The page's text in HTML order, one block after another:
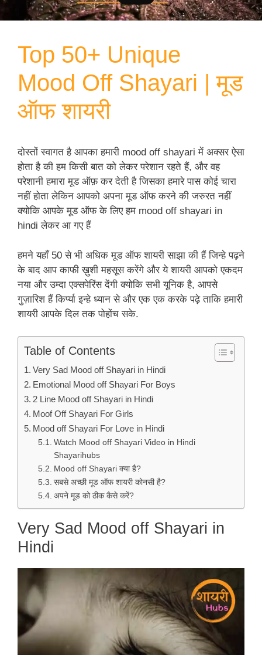
Top 50+ Unique
Mood Off Shayari | मूड
ऑफ शायरी
दोस्तों स्वागत है आपका हमारी mood off shayari में अक्सर ऐसा
होता है की हम किसी बात को लेकर परेशान रहते हैं, और वह
परेशानी हमारा मूड ऑफ़ कर देती है जिसका हमारे पास कोई चारा
नहीं होता लेकिन आपको अपना मूड ऑफ करने की जरुरत नहीं
क्योकि आपके मूड ऑफ के लिए हम mood off shayari in
hindi लेकर आ गए हैं
हमने यहाँ 50 से भी अधिक मूड ऑफ शायरी साझा की हैं जिन्हे पढ़ने
के बाद आप काफी ख़ुशी महसूस करेंगे और ये शायरी आपको एकदम
नया और उम्दा एक्सपेरिंस देंगी क्योकि सभी यूनिक है, आपसे
गुज़ारिश हैं किर्प्या इन्हे ध्यान से और एक एक करके पढ़े ताकि हमारी
शायरी आपके दिल तक पोहोंच सके.
Table of Contents
Very Sad Mood off Shayari in Hindi
Emotional Mood off Shayari For Boys
2 Line Mood off Shayari in Hindi
Moof Off Shayari For Girls
Mood off Shayari For Love in Hindi
Watch Mood off Shayari Video in Hindi
Shayarihubs
Mood off Shayari क्या है?
सबसे अच्छी मूड ऑफ शायरी कोनसी है?
अपने मूड को ठीक कैसे करें?
Very Sad Mood off Shayari in
Hindi